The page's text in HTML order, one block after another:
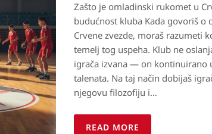
Zašto je omladinski rukomet u
budućnost kluba Kada govoriš o
Crvene zvezde, moraš razumeti
temelj tog uspeha. Klub ne
igrača izvana — on kontinuirano
talenata. Na taj način dobijaš
njegovu filozofiju i…
READ MORE